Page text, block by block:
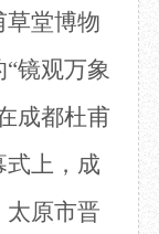
景点 正门
诗史堂
柴门
工部祠
少陵草堂碑亭
唐代遗址
草堂博物
镜观万象
成都杜甫
上， 成
太原市晋